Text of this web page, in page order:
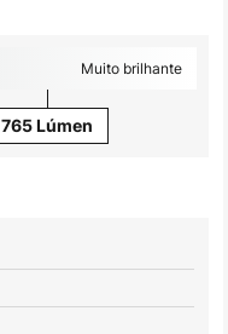
Muito brilhante
765 Lúmen